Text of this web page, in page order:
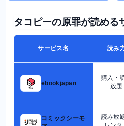
タコピーの原罪が読める
サービス名 読み
ebookjapan
購入・
放題
コミックシーモ
読み放